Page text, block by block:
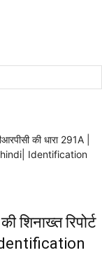
की धारा 291A |
hindi| Identification
शिनाख्त रिपोर्ट